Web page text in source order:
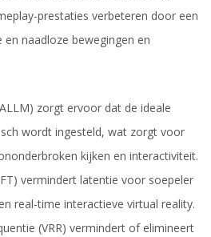
prestaties verbeteren door een
naadloze bewegingen en
zorgt ervoor dat de ideale
wordt ingesteld, wat zorgt voor
kijken en interactiviteit.
vermindert latentie voor soepeler
real-time interactieve virtual reality.
(VRR) vermindert of elimineert